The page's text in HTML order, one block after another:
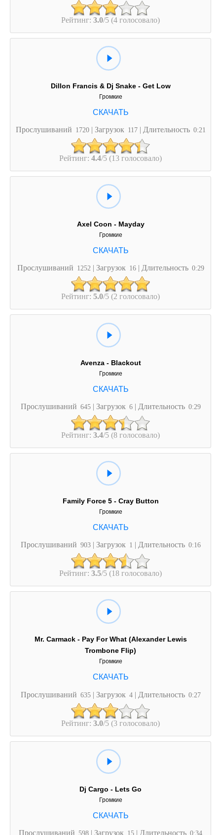
Рейтинг: 3.0/5 (4 голосовало)
Dillon Francis & Dj Snake - Get Low
Громкие
Прослушиваний 1720 | Загрузок 117 | Длительность 0:21
Рейтинг: 4.4/5 (13 голосовало)
Axel Coon - Mayday
Громкие
Прослушиваний 1252 | Загрузок 16 | Длительность 0:29
Рейтинг: 5.0/5 (2 голосовало)
Avenza - Blackout
Громкие
Прослушиваний 645 | Загрузок 6 | Длительность 0:29
Рейтинг: 3.4/5 (8 голосовало)
Family Force 5 - Cray Button
Громкие
Прослушиваний 903 | Загрузок 1 | Длительность 0:16
Рейтинг: 3.5/5 (18 голосовало)
Mr. Carmack - Pay For What (Alexander Lewis
Trombone Flip)
Громкие
Прослушиваний 635 | Загрузок 4 | Длительность 0:27
Рейтинг: 3.0/5 (3 голосовало)
Dj Cargo - Lets Go
Громкие
Прослушиваний 598 | Загрузок 15 | Длительность 0:34